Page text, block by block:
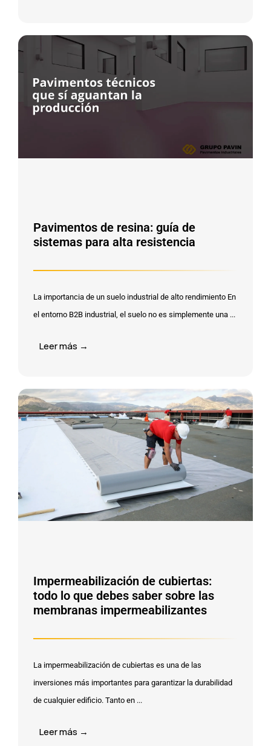
Pavimentos de resina: guía de
sistemas para alta resistencia
La importancia de un suelo industrial de alto rendimiento En
el entorno B2B industrial, el suelo no es simplemente una ...
Leer más →
Impermeabilización de cubiertas:
todo lo que debes saber sobre las
membranas impermeabilizantes
La impermeabilización de cubiertas es una de las
inversiones más importantes para garantizar la durabilidad
de cualquier edificio. Tanto en ...
Leer más →